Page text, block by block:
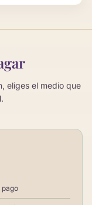
eliges el medio que
pago